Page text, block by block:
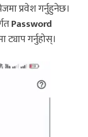
प्रवेश गर्नुहुनेछ।
Password
गर्नुहोस्।